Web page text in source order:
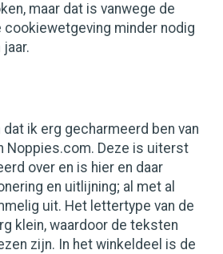
maar dat is vanwege de
minder nodig
dat ik erg gecharmeerd ben van
Noppies.com. Deze is uiterst
over en is hier en daar
en uitlijning; al met al
uit. Het lettertype van de
klein, waardoor de teksten
zijn. In het winkeldeel is de